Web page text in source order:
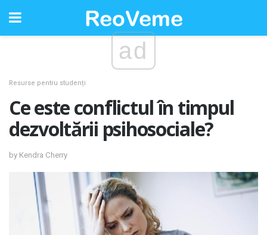
ad
Resurse pentru studenți
Ce este conflictul în timpul
dezvoltării psihosociale?
by Kendra Cherry